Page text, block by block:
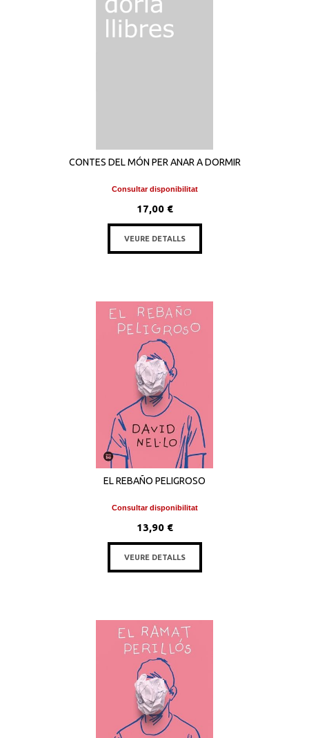
CONTES DEL MÓN PER ANAR A DORMIR
Consultar disponibilitat
17,00 €
VEURE DETALLS
EL REBAÑO PELIGROSO
Consultar disponibilitat
13,90 €
VEURE DETALLS